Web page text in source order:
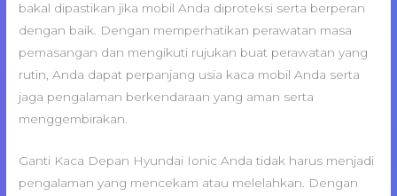
bakal dipastikan jika mobil Anda diproteksi serta berperan
dengan baik. Dengan memperhatikan perawatan masa
pemasangan dan mengikuti rujukan buat perawatan yang
rutin, Anda dapat perpanjang usia kaca mobil Anda serta
jaga pengalaman berkendaraan yang aman serta
menggembirakan.
Ganti Kaca Depan Hyundai Ionic Anda tidak harus menjadi
pengalaman yang mencekam atau melelahkan. Dengan